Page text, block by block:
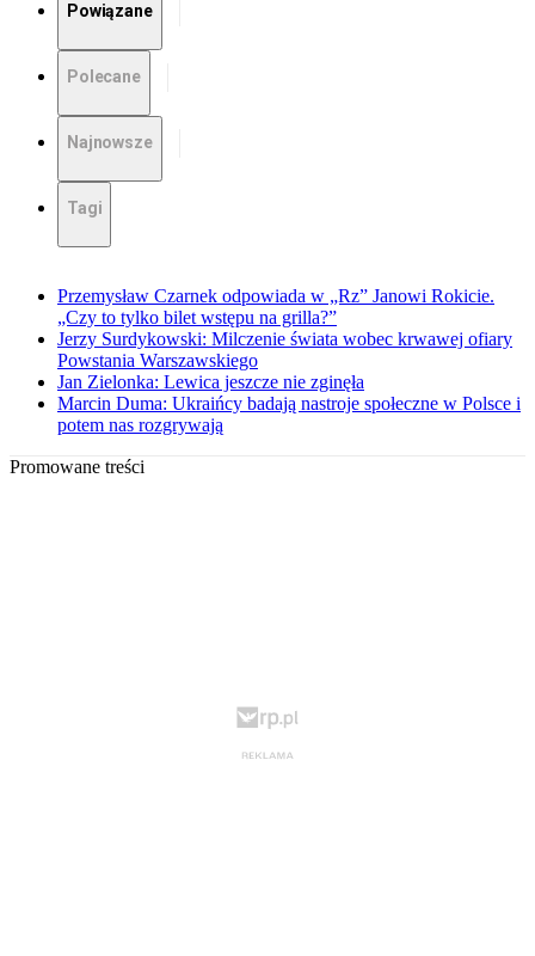
Powiązane
Polecane
Najnowsze
Tagi
Przemysław Czarnek odpowiada w „Rz” Janowi Rokicie.
„Czy to tylko bilet wstępu na grilla?”
Jerzy Surdykowski: Milczenie świata wobec krwawej ofiary
Powstania Warszawskiego
Jan Zielonka: Lewica jeszcze nie zginęła
Marcin Duma: Ukraińcy badają nastroje społeczne w Polsce i
potem nas rozgrywają
Promowane treści